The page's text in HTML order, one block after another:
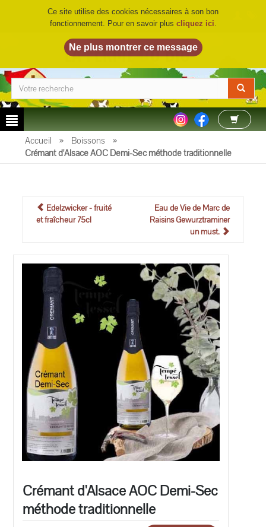
LA FERME DU BIO©
Accueil » Boissons
»
Crémant d'Alsace AOC Demi-Sec méthode traditionnelle
Edelzwicker - fruité
et fraîcheur 75cl
Eau de Vie de Marc de
Raisins Gewurztraminer
un must.
Crémant d'Alsace AOC Demi-Sec
méthode traditionnelle
Ce site utilise des cookies nécessaires à son bon
fonctionnement. Pour en savoir plus cliquez ici.